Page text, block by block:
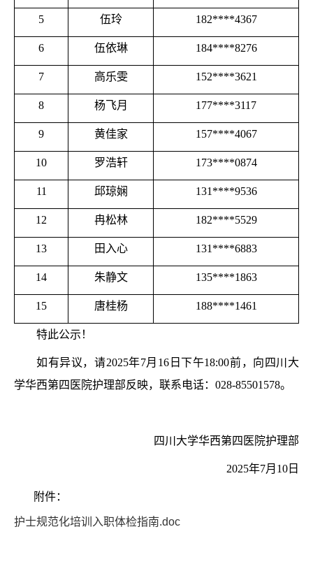
5 伍玲 182****4367
6 伍依琳 184****8276
7 高乐雯 152****3621
8 杨飞月 177****3117
9 黄佳家 157****4067
10 罗浩轩 173****0874
11 邱琼娴 131****9536
12 冉松林 182****5529
13 田入心 131****6883
14 朱静文 135****1863
15 唐桂杨 188****1461
特此公示！
如有异议，请2025年7月16日下午18:00前，向四川大
学华西第四医院护理部反映，联系电话：028-85501578。
四川大学华西第四医院护理部
2025年7月10日
附件：
护士规范化培训入职体检指南.doc